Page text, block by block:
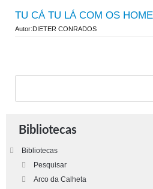
TU CÁ TU LÁ COM OS
Autor:DIETER CONRADOS
Bibliotecas
Bibliotecas
Pesquisar
Arco da Calheta